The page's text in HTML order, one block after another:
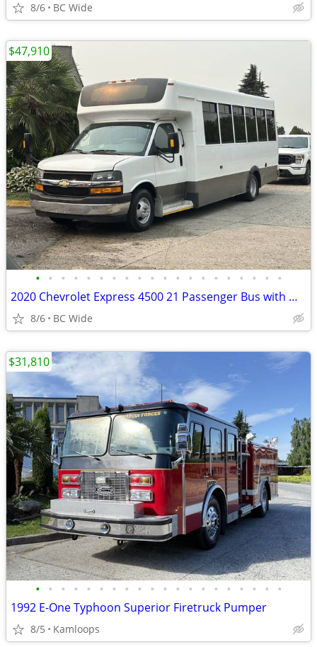
8/6 BC Wide
• • • • • • • • • • • • • • • • • • • •
2020 Chevrolet Express 4500 21 Passenger Bus with Wheelchair Lift
8/6 BC Wide
$47,910
• • • • • • • • • • • • • • • • • • • •
1992 E-One Typhoon Superior Firetruck Pumper
8/5 Kamloops
$31,810